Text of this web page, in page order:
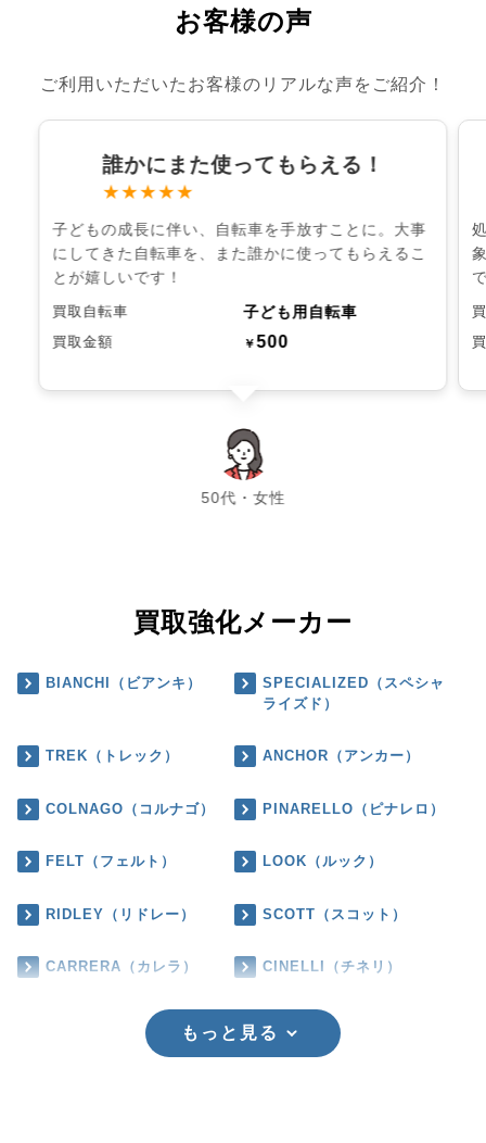
お客様の声
ご利用いただいたお客様のリアルな声をご紹介！
誰かにまた使ってもらえる！
★★★★★
子どもの成長に伴い、自転車を手放すことに。大事
にしてきた自転車を、また誰かに使ってもらえるこ
とが嬉しいです！
買取自転車 子ども用自転車
買取金額 ￥500
50代・女性
chevron_left chevron_right
買取強化メーカー
BIANCHI（ビアンキ）
SPECIALIZED（スペシャ
ライズド）
TREK（トレック） ANCHOR（アンカー）
COLNAGO（コルナゴ） PINARELLO（ピナレロ）
FELT（フェルト） LOOK（ルック）
RIDLEY（リドレー） SCOTT（スコット）
CARRERA（カレラ） CINELLI（チネリ）
もっと見る